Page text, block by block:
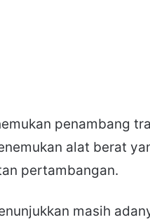
penambang
alat berat
pertambangan.
masih